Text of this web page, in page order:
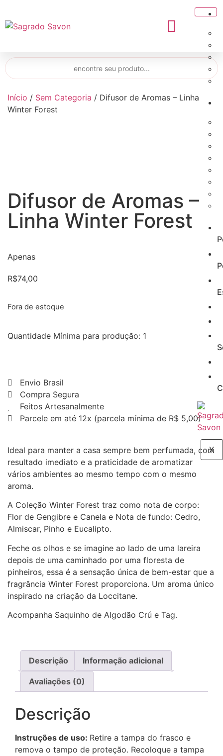
X
Início / Sem Categoria / Difusor de Aromas – Linha
Winter Forest
Difusor de Aromas –
Linha Winter Forest
Apenas
R$74,00
Fora de estoque
Quantidade Mínima para produção: 1
Envio Brasil
Compra Segura
Feitos Artesanalmente
Parcele em até 12x (parcela mínima de R$ 5,00)
Ideal para manter a casa sempre bem perfumada, com
resultado imediato e a praticidade de aromatizar
vários ambientes ao mesmo tempo com o mesmo
aroma.
A Coleção Winter Forest traz como nota de corpo:
Flor de Gengibre e Canela e Nota de fundo: Cedro,
Almiscar, Pinho e Eucalipto.
Feche os olhos e se imagine ao lado de uma lareira
depois de uma caminhado por uma floresta de
pinheiros, essa é a sensação única de bem-estar que a
fragrância Winter Forest proporciona. Um aroma único
inspirado na criação da Loccitane.
Acompanha Saquinho de Algodão Crú e Tag.
Descrição Informação adicional
Avaliações (0)
Descrição
Instruções de uso: Retire a tampa do frasco e
remova o tampo de proteção. Recoloque a tampa